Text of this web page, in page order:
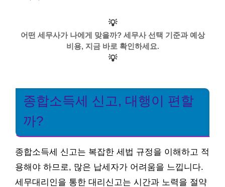
💡
어떤 세무사가 나에게 맞을까? 세무사 선택 기준과 예상
비용, 지금 바로 확인하세요.
💡
종합소득세 신고, 대행이 편할
까?
종합소득세 신고는 복잡한 세법 규정을 이해하고 적
용해야 하므로, 많은 납세자가 어려움을 느낍니다.
세무대리인을 통한 대리신고는 시간과 노력을 절약